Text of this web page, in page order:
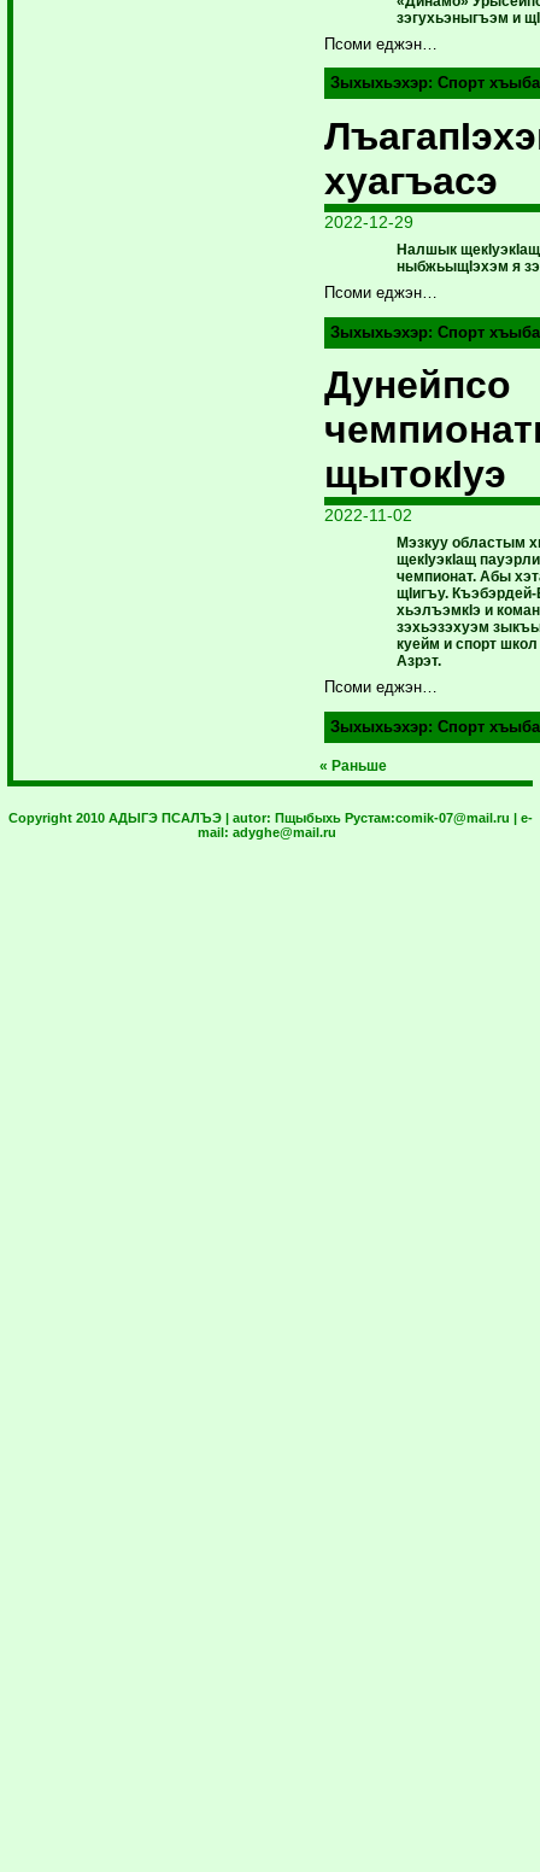
зэгухьэныгъэм и
Псоми еджэн…
Зыхыхьэхэр: Спорт
хуагъасэ
2022-12-29
Налшык
ныбжьыщIэхэм я
Псоми еджэн…
Зыхыхьэхэр: Спорт
Дунейпсо
щытокIуэ
2022-11-02
Мэзкуу областым
щекIуэкIащ
чемпионат. Абы
щIигъу.
хьэлъэмкIэ и
зэхьэзэхуэм
­куейм и спорт
Азрэт.
Псоми еджэн…
Зыхыхьэхэр: Спорт
« Раньше
Copyright 2010 АДЫГЭ ПСАЛЪЭ | autor: Пщыбыхь Рустам:comik-07@mail.ru | e-
mail: adyghe@mail.ru